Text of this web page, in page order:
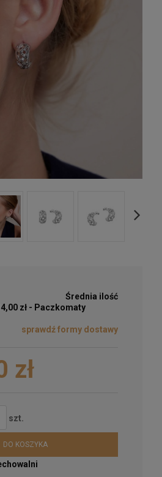
Średnia ilość
zł - Paczkomaty
kosztów płatności
sprawdź formy dostawy
zł
szt.
DO KOSZYKA